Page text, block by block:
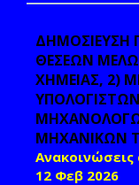
ΔΗΜΟΣΙΕΥΣΗ
ΘΕΣΕΩΝ
ΧΗΜΕΙΑΣ, 2)
ΜΗΧΑΝΙΚΩΝ
12 Φεβ 2026